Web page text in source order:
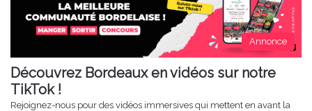
Annonce
Découvrez Bordeaux en vidéos sur notre
TikTok !
Rejoignez-nous pour des vidéos immersives qui mettent en avant la